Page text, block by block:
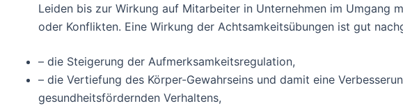
Leiden bis zur Wirkung auf Mitarbeiter in Unternehmen im Umgang
oder Konflikten. Eine Wirkung der Achtsamkeitsübungen ist gut
– die Steigerung der Aufmerksamkeitsregulation,
– die Vertiefung des Körper-Gewahrseins und damit eine
gesundheitsfördernden Verhaltens,